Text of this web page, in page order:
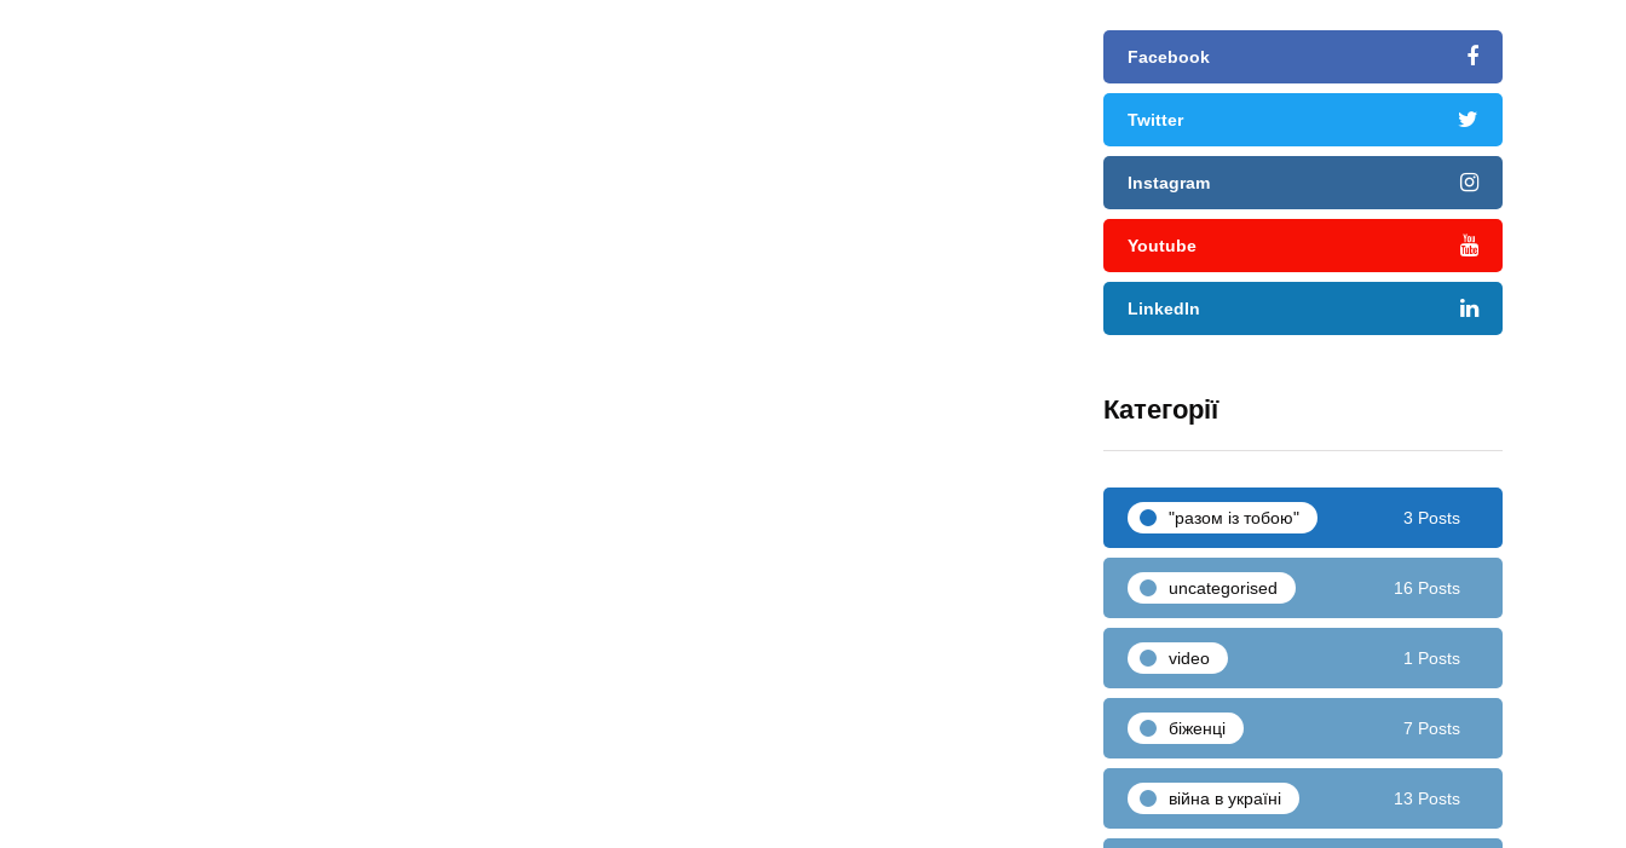
Facebook
Twitter
Instagram
Youtube
LinkedIn
Категорії
"разом iз тобою" 3 Posts
uncategorised 16 Posts
video 1 Posts
біженці 7 Posts
війна в україні 13 Posts